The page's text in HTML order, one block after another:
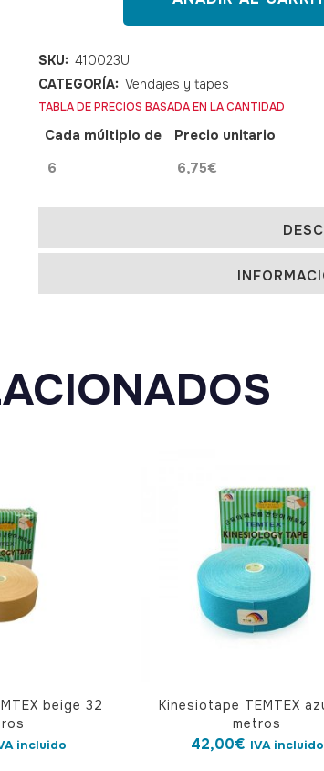
rojo
quantity
SKU: 410023U
CATEGORÍA: Vendajes y tapes
TABLA DE PRECIOS BASADA EN LA CANTIDAD
Cada múltiplo de
Precio unitario
6
6,75€
beige 32
incluido
Kinesiotape TEMTEX
metros
42,00€ IVA incluido